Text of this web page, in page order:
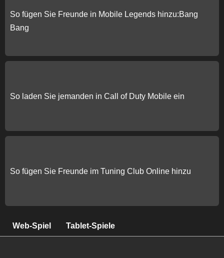
So fügen Sie Freunde in Mobile Legends hinzu:Bang
Bang
So laden Sie jemanden in Call of Duty Mobile ein
So fügen Sie Freunde im Tuning Club Online hinzu
Web-Spiel Tablet-Spiele